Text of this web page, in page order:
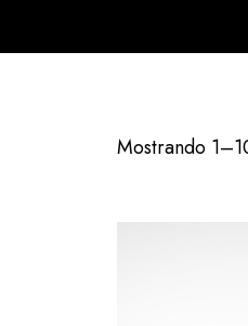
Mostrando